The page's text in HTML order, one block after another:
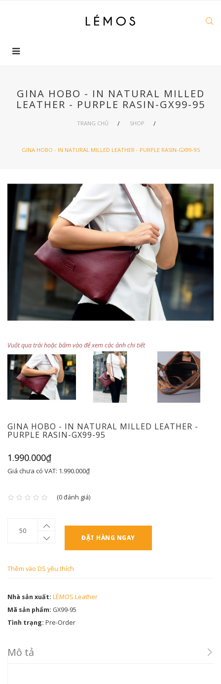
GINA HOBO - IN NATURAL MILLED
LEATHER - PURPLE RASIN-GX99-95
TRANG CHỦ SHOP
GINA HOBO - IN NATURAL MILLED LEATHER - PURPLE RASIN-GX99-95
Vuốt qua trái hoặc bấm vào để xem các ảnh chi tiết
GINA HOBO - IN NATURAL MILLED LEATHER -
PURPLE RASIN-GX99-95
1.990.000₫
Giá chưa có VAT: 1.990.000₫
(0 đánh giá)
ĐẶT HÀNG NGAY
Thêm vào DS yêu thích
Nhà sản xuất: LÉMOS Leather
Mã sản phẩm: GX99-95
Tình trạng: Pre-Order
Mô tả